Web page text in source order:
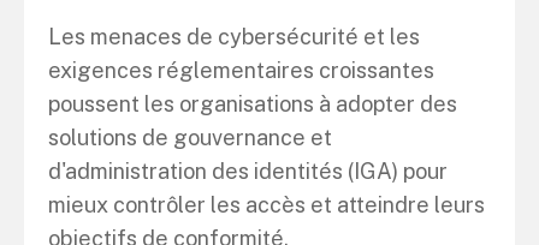
Les menaces de cybersécurité et les
exigences réglementaires croissantes
poussent les organisations à adopter des
solutions de gouvernance et
d'administration des identités (IGA) pour
mieux contrôler les accès et atteindre leurs
objectifs de conformité.